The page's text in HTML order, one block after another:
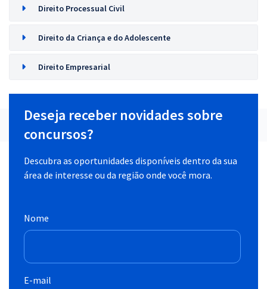
Direito Processual Civil
Direito da Criança e do Adolescente
Direito Empresarial
Deseja receber novidades sobre
concursos?
Descubra as oportunidades disponíveis dentro da sua
área de interesse ou da região onde você mora.
Nome
E-mail